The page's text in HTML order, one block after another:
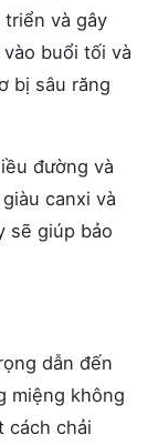
và gây
buổi tối và
bị sâu răng
đường và
canxi và
sẽ giúp bảo
dẫn đến
miệng không
cách chải